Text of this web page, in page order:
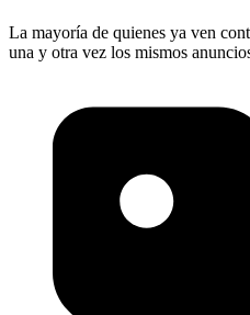
La mayoría de quienes ya ven
una y otra vez los mismos